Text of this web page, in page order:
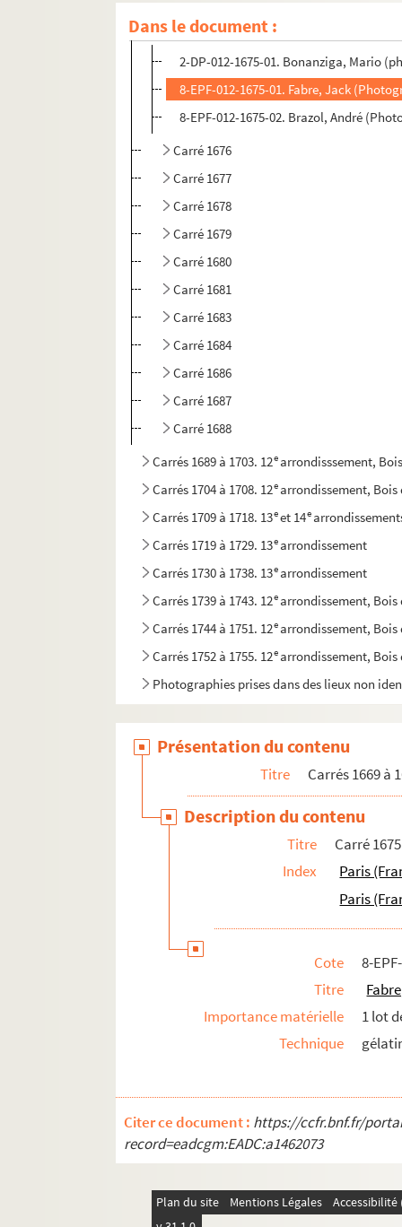
Dans le document :
Carré 1675
2-DP-012-1675-01. Bonanziga, Mario
8-EPF-012-1675-01. Fabre, Jack
8-EPF-012-1675-02. Brazol, André
Carré 1676
Carré 1677
Carré 1678
Carré 1679
Carré 1680
Carré 1681
Carré 1683
Carré 1684
Carré 1686
Carré 1687
Carré 1688
Carrés 1689 à 1703. 12earrondisssement,
Carrés 1704 à 1708. 12earrondissement, Bois
Carrés 1709 à 1718. 13eet 14e
Carrés 1719 à 1729. 13earrondissement
Carrés 1730 à 1738. 13earrondissement
Carrés 1739 à 1743. 12earrondissement, Bois
Carrés 1744 à 1751. 12earrondissement, Bois
Carrés 1752 à 1755. 12earrondissement, Bois
Photographies prises dans des lieux non
Présentation du contenu
Titre Carrés 1669 à
Description du contenu
Titre
Carré 1675
Index
Paris
Paris
Cote
8-
Titre
Importance matérielle
1 lot
Technique
Citer ce document : https://ccfr.bnf.fr/
record=eadcgm:EADC:a1462073
Plan du site Mentions Légales